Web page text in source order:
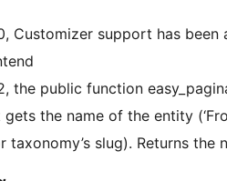
Customizer support has
the public function
the name of the entity (‘Front-
taxonomy’s slug). Returns